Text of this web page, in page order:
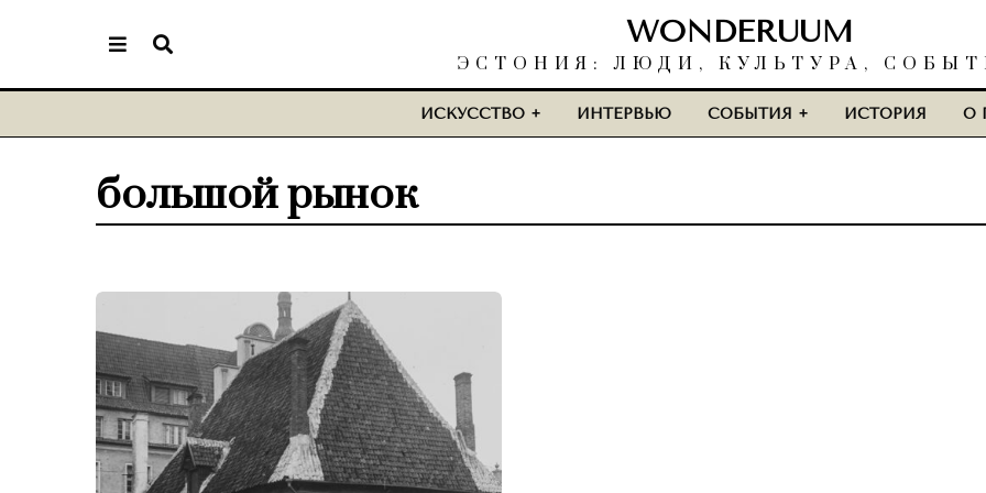
WONDERUUM
ЭСТОНИЯ: ЛЮДИ, КУЛЬТУРА,
ИСКУССТВО ИНТЕРВЬЮ СОБЫТИЯ ИСТОРИЯ О
большой рынок